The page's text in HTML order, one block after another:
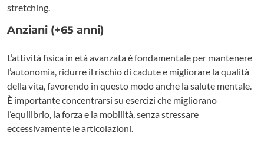
stretching.
Anziani (+65 anni)
L’attività fisica in età avanzata è fondamentale per mantenere
l’autonomia, ridurre il rischio di cadute e migliorare la qualità
della vita, favorendo in questo modo anche la salute mentale.
È importante concentrarsi su esercizi che migliorano
l’equilibrio, la forza e la mobilità, senza stressare
eccessivamente le articolazioni.